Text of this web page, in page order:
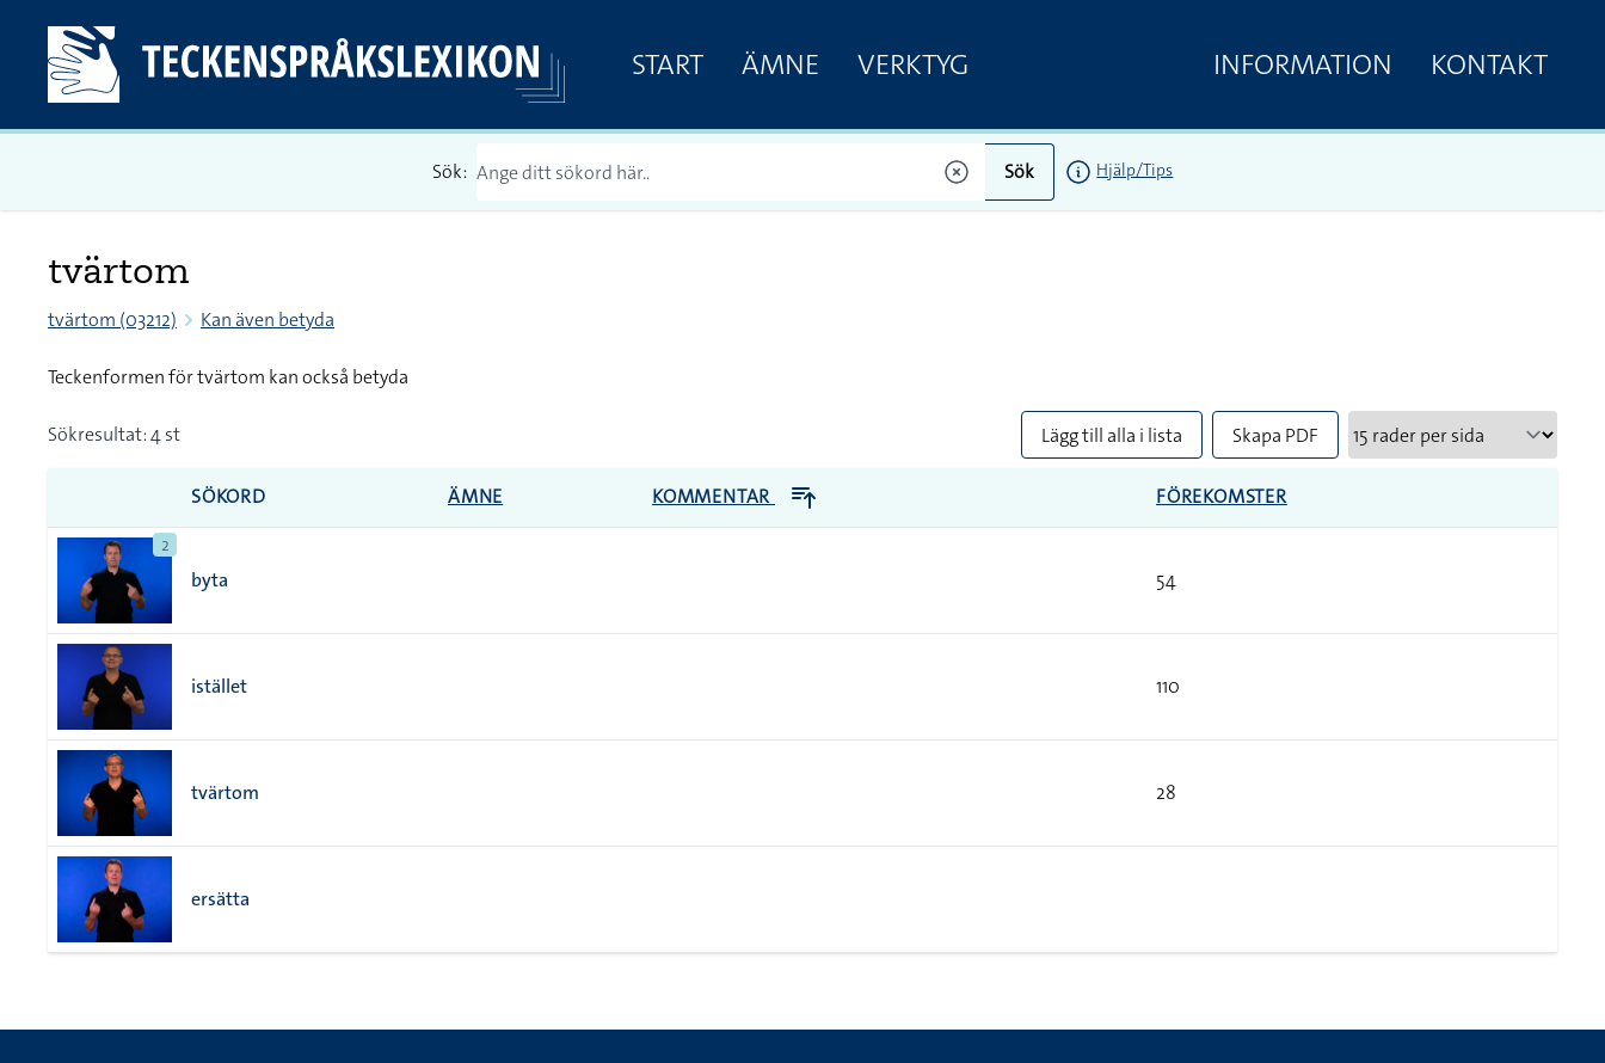
START ÄMNE VERKTYG INFORMATION KONTAKT
Sök: Sök Hjälp/Tips
tvärtom
tvärtom (03212) Kan även betyda
Teckenformen för tvärtom kan också betyda
Sökresultat: 4 st Lägg till alla i lista Skapa PDF
SÖKORD ÄMNE KOMMENTAR FÖREKOMSTER
2
byta 54
istället 110
tvärtom 28
ersätta